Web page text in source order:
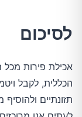
לסיכום
אכילת פירות
הכללית, לקבל
תזונתיים